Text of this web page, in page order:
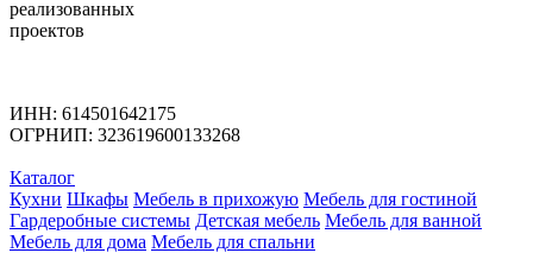
реализованных
проектов
ИНН: 614501642175
ОГРНИП: 323619600133268
Каталог
Кухни Шкафы Мебель в прихожую Мебель для гостиной
Гардеробные системы Детская мебель Мебель для ванной
Мебель для дома Мебель для спальни